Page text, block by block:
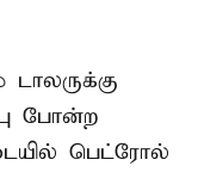
போன்ற
பெட்ரோல்